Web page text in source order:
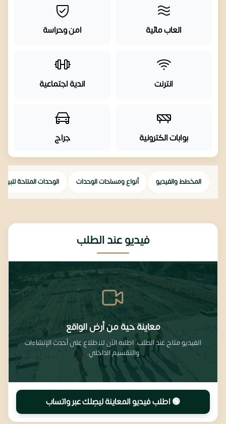
العاب مائية امن وحراسة
انترنت اندية اجتماعية
بوابات الكترونية جراج
المخطط والفيديو أنواع ومساحات الوحدات الوحدات المتاحة للبيع
فيديو عند الطلب
معاينة حية من أرض الواقع
الفيديو متاح عند الطلب. اطلبه الآن للاطلاع على أحدث الإنشاءات
والتقسيم الداخلي.
🟢 اطلب فيديو المعاينة ليصِلك عبر واتساب